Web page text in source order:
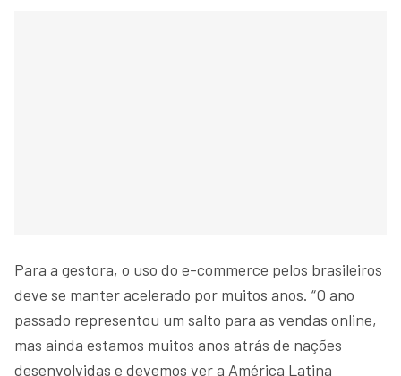
Para a gestora, o uso do e-commerce pelos brasileiros
deve se manter acelerado por muitos anos. “O ano
passado representou um salto para as vendas online,
mas ainda estamos muitos anos atrás de nações
desenvolvidas e devemos ver a América Latina